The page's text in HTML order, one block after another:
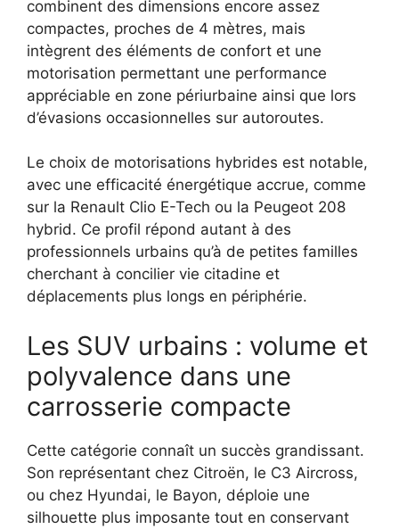
combinent des dimensions encore assez
compactes, proches de 4 mètres, mais
intègrent des éléments de confort et une
motorisation permettant une performance
appréciable en zone périurbaine ainsi que lors
d’évasions occasionnelles sur autoroutes.
Le choix de motorisations hybrides est notable,
avec une efficacité énergétique accrue, comme
sur la Renault Clio E-Tech ou la Peugeot 208
hybrid. Ce profil répond autant à des
professionnels urbains qu’à de petites familles
cherchant à concilier vie citadine et
déplacements plus longs en périphérie.
Les SUV urbains : volume et
polyvalence dans une
carrosserie compacte
Cette catégorie connaît un succès grandissant.
Son représentant chez Citroën, le C3 Aircross,
ou chez Hyundai, le Bayon, déploie une
silhouette plus imposante tout en conservant